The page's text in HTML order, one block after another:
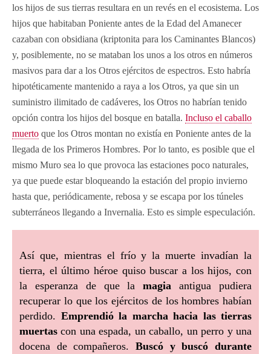
los hijos de sus tierras resultara en un revés en el ecosistema. Los
hijos que habitaban Poniente antes de la Edad del Amanecer
cazaban con obsidiana (kriptonita para los Caminantes Blancos)
y, posiblemente, no se mataban los unos a los otros en números
masivos para dar a los Otros ejércitos de espectros. Esto habría
hipotéticamente mantenido a raya a los Otros, ya que sin un
suministro ilimitado de cadáveres, los Otros no habrían tenido
opción contra los hijos del bosque en batalla. Incluso el caballo
muerto que los Otros montan no existía en Poniente antes de la
llegada de los Primeros Hombres. Por lo tanto, es posible que el
mismo Muro sea lo que provoca las estaciones poco naturales,
ya que puede estar bloqueando la estación del propio invierno
hasta que, periódicamente, rebosa y se escapa por los túneles
subterráneos llegando a Invernalia. Esto es simple especulación.
Así que, mientras el frío y la muerte invadían la
tierra, el último héroe quiso buscar a los hijos, con
la esperanza de que lamagia antigua pudiera
recuperar lo que los ejércitos de los hombres habían
perdido. Emprendió la marcha hacia las tierras
muertas con una espada, un caballo, un perro y una
docena de compañeros. Buscó y buscó durante